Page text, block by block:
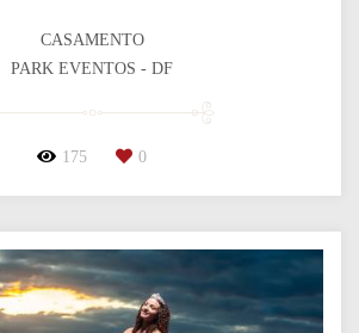
CASAMENTO
PARK EVENTOS - DF
175 0